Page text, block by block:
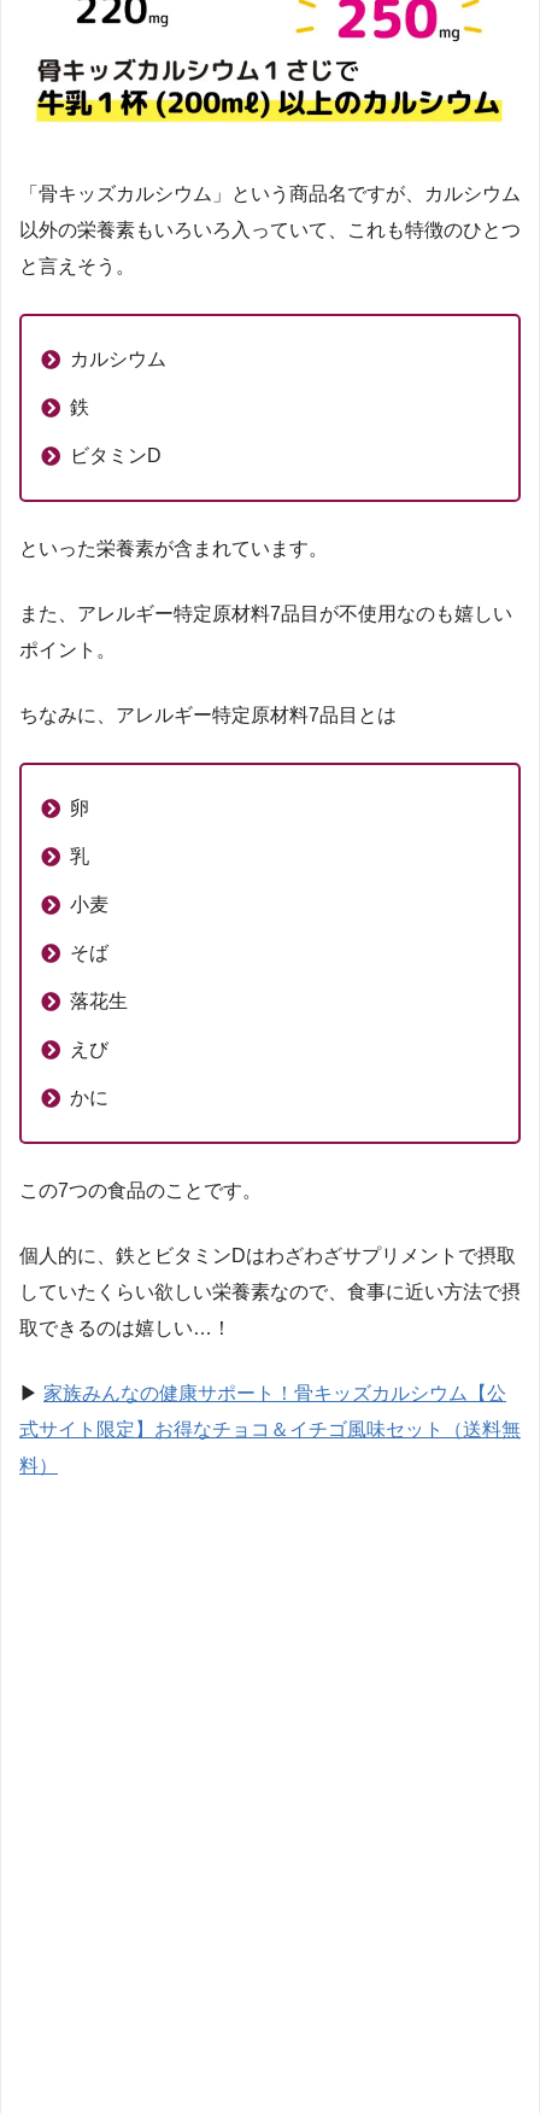
「骨キッズカルシウム」という商品名ですが、カルシウム
以外の栄養素もいろいろ入っていて、これも特徴のひとつ
と言えそう。
カルシウム
鉄
ビタミンD
といった栄養素が含まれています。
また、アレルギー特定原材料7品目が不使用なのも嬉しい
ポイント。
ちなみに、アレルギー特定原材料7品目とは
卵
乳
小麦
そば
落花生
えび
かに
この7つの食品のことです。
個人的に、鉄とビタミンDはわざわざサプリメントで摂取
していたくらい欲しい栄養素なので、食事に近い方法で摂
取できるのは嬉しい…！
▶ 家族みんなの健康サポート！骨キッズカルシウム【公
式サイト限定】お得なチョコ＆イチゴ風味セット（送料無
料）